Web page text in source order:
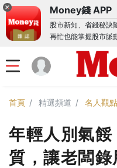
Money錢 APP
股市新知、省錢秘訣
再忙也能掌握股市脈
首頁 精選頻道 名人觀點
年輕人別氣
質，讓老闆錄